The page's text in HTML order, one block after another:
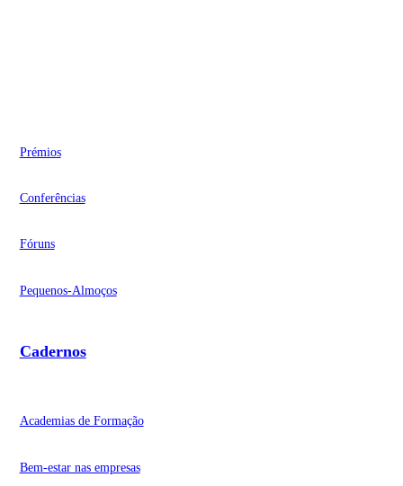
Prémios
Conferências
Fóruns
Pequenos-Almoços
Cadernos
Academias de Formação
Bem-estar nas empresas